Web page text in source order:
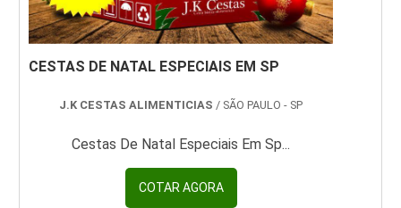
CESTAS DE NATAL ESPECIAIS EM SP
J.K CESTAS ALIMENTICIAS/ SÃO PAULO - SP
Cestas De Natal Especiais Em Sp...
COTAR AGORA